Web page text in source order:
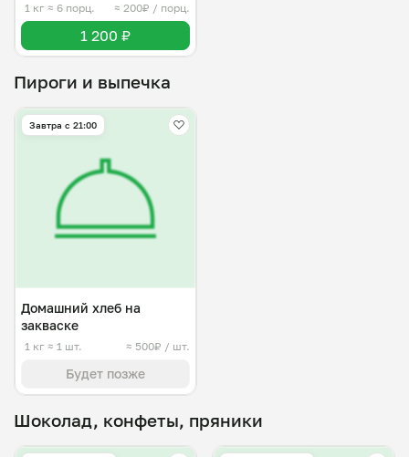
1 кг ≈ 6 порц. ≈ 200₽ / порц.
1 200 ₽
Пироги и выпечка
Завтра c 21:00
Домашний хлеб на
закваске
1 кг ≈ 1 шт. ≈ 500₽ / шт.
Будет позже
Шоколад, конфеты, пряники